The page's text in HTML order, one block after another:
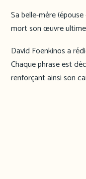
Sa belle-mère
mort son œuvre
David Foenkinos a
Chaque phrase est
renforçant ainsi son